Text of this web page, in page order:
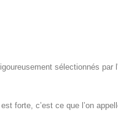
sélectionnés par
forte, c’est ce que l’on